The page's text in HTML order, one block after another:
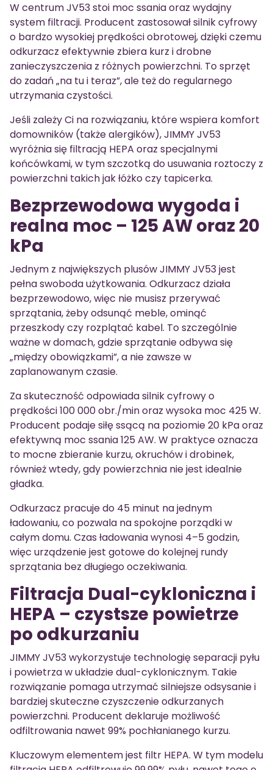
W centrum JV53 stoi moc ssania oraz wydajny
system filtracji. Producent zastosował silnik cyfrowy
o bardzo wysokiej prędkości obrotowej, dzięki czemu
odkurzacz efektywnie zbiera kurz i drobne
zanieczyszczenia z różnych powierzchni. To sprzęt
do zadań „na tu i teraz”, ale też do regularnego
utrzymania czystości.
Jeśli zależy Ci na rozwiązaniu, które wspiera komfort
domowników (także alergików), JIMMY JV53
wyróżnia się filtracją HEPA oraz specjalnymi
końcówkami, w tym szczotką do usuwania roztoczy z
powierzchni takich jak łóżko czy tapicerka.
Bezprzewodowa wygoda i
realna moc – 125 AW oraz 20
kPa
Jednym z największych plusów JIMMY JV53 jest
pełna swoboda użytkowania. Odkurzacz działa
bezprzewodowo, więc nie musisz przerywać
sprzątania, żeby odsunąć meble, ominąć
przeszkody czy rozplątać kabel. To szczególnie
ważne w domach, gdzie sprzątanie odbywa się
„między obowiązkami”, a nie zawsze w
zaplanowanym czasie.
Za skuteczność odpowiada silnik cyfrowy o
prędkości 100 000 obr./min oraz wysoka moc 425 W.
Producent podaje siłę ssącą na poziomie 20 kPa oraz
efektywną moc ssania 125 AW. W praktyce oznacza
to mocne zbieranie kurzu, okruchów i drobinek,
również wtedy, gdy powierzchnia nie jest idealnie
gładka.
Odkurzacz pracuje do 45 minut na jednym
ładowaniu, co pozwala na spokojne porządki w
całym domu. Czas ładowania wynosi 4–5 godzin,
więc urządzenie jest gotowe do kolejnej rundy
sprzątania bez długiego oczekiwania.
Filtracja Dual-cykloniczna i
HEPA – czystsze powietrze
po odkurzaniu
JIMMY JV53 wykorzystuje technologię separacji pyłu
i powietrza w układzie dual-cyklonicznym. Takie
rozwiązanie pomaga utrzymać silniejsze odsysanie i
bardziej skuteczne czyszczenie odkurzanych
powierzchni. Producent deklaruje możliwość
odfiltrowania nawet 99% pochłanianego kurzu.
Kluczowym elementem jest filtr HEPA. W tym modelu